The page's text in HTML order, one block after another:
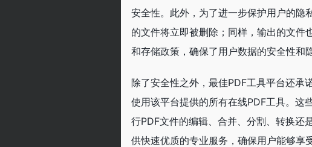
安全性。此外，为了进一步保护用户的隐
的文件将立即被删除；同样，输出的文
和存储政策，确保了用户数据的安全性和
除了安全性之外，最佳PDF工具平台还承
使用该平台提供的所有在线PDF工具。这
行PDF文件的编辑、合并、分割、转换还
供快速优质的专业服务，确保用户能够享